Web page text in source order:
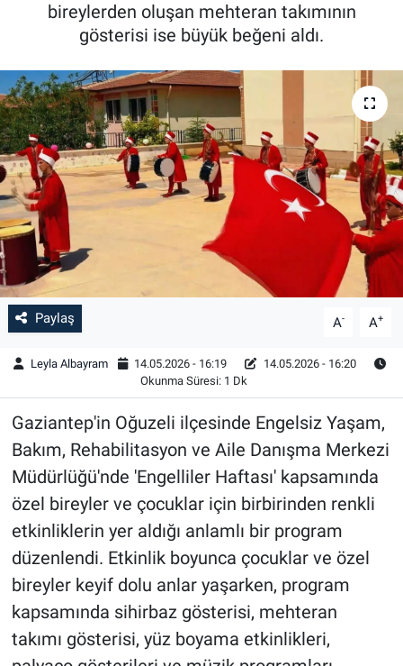
bireylerden oluşan mehteran takımının
gösterisi ise büyük beğeni aldı.
Paylaş A- A+
Leyla Albayram 14.05.2026 - 16:19
14.05.2026 - 16:20
Okunma Süresi: 1 Dk
Gaziantep'in Oğuzeli ilçesinde Engelsiz Yaşam,
Bakım, Rehabilitasyon ve Aile Danışma Merkezi
Müdürlüğü'nde 'Engelliler Haftası' kapsamında
özel bireyler ve çocuklar için birbirinden renkli
etkinliklerin yer aldığı anlamlı bir program
düzenlendi. Etkinlik boyunca çocuklar ve özel
bireyler keyif dolu anlar yaşarken, program
kapsamında sihirbaz gösterisi, mehteran
takımı gösterisi, yüz boyama etkinlikleri,
EĞİTİM
KÜLTÜR - SANAT